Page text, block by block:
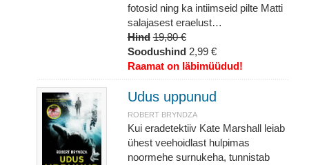
fotosid ning ka intiimseid pilte Matti
salajasest eraelust…
Hind 19,80 €
Soodushind 2,99 €
Raamat on läbimüüdud!
Udus uppunud
ROBERT BRYNDZA
Kui eradetektiiv Kate Marshall leiab
ühest veehoidlast hulpimas
noormehe surnukeha, tunnistab